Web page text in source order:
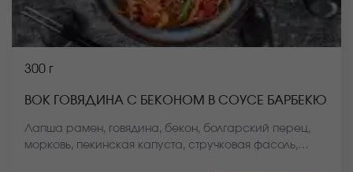
300 г
ВОК ГОВЯДИНА С БЕКОНОМ В СОУСЕ БАРБЕКЮ
Лапша рамен, говядина, бекон, болгарский перец,
морковь, пекинская капуста, стручковая фасоль,